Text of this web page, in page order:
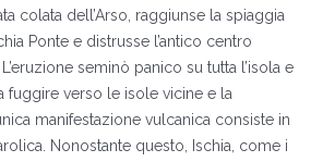
colata dell’Arso, raggiunse la spiaggia
Ponte e distrusse l’antico centro
seminò panico su tutta l’isola e
fuggire verso le isole vicine e la
manifestazione vulcanica consiste in
Nonostante questo, Ischia, come i